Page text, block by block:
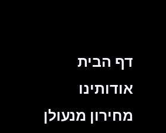
דף הבית
אודותינו
מחירון מנעולן